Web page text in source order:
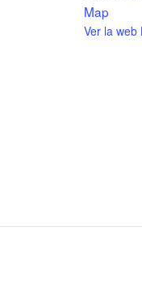
Map
Ver la web